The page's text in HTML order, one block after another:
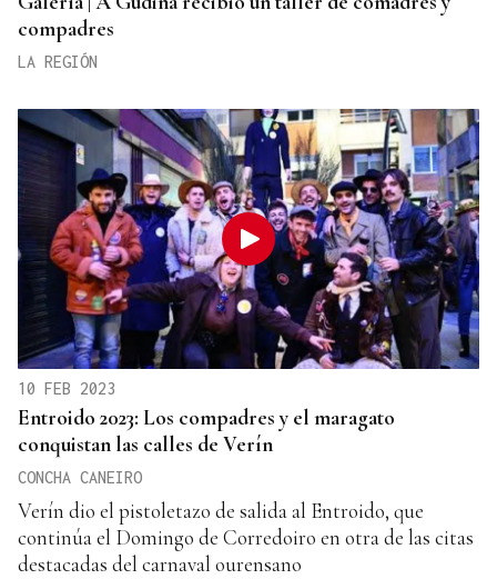
compadres
LA REGIÓN
10 FEB 2023
Entroido 2023: Los compadres y el maragato
conquistan las calles de Verín
CONCHA CANEIRO
Verín dio el pistoletazo de salida al Entroido, que
continúa el Domingo de Corredoiro en otra de las citas
destacadas del carnaval ourensano